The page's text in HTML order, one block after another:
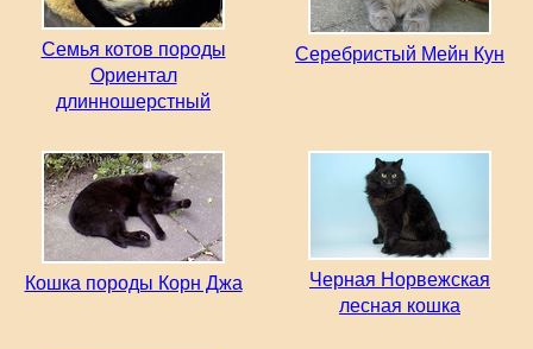
Семья котов породы
Ориентал
длинношерстный
Серебристый Мейн Кун
Кошка породы Корн Джа
Черная Норвежская
лесная кошка